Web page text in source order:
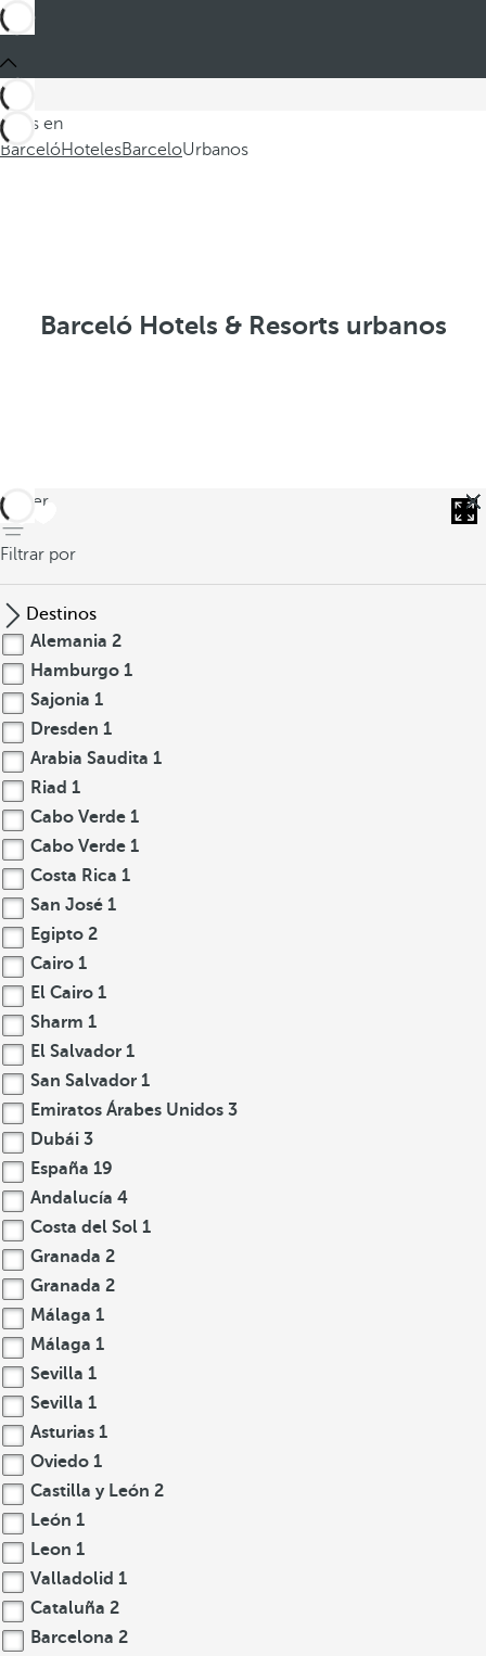
Estás en
BarcelóHotelesBarceloUrbanos
Barceló Hotels & Resorts urbanos
volver
Filtrar por
Destinos
Alemania 2
Hamburgo 1
Sajonia 1
Dresden 1
Arabia Saudita 1
Riad 1
Cabo Verde 1
Cabo Verde 1
Costa Rica 1
San José 1
Egipto 2
Cairo 1
El Cairo 1
Sharm 1
El Salvador 1
San Salvador 1
Emiratos Árabes Unidos 3
Dubái 3
España 19
Andalucía 4
Costa del Sol 1
Granada 2
Granada 2
Málaga 1
Málaga 1
Sevilla 1
Sevilla 1
Asturias 1
Oviedo 1
Castilla y León 2
León 1
Leon 1
Valladolid 1
Cataluña 2
Barcelona 2